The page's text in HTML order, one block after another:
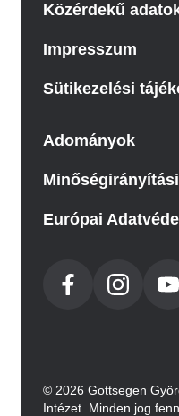
Közérdekű
Impresszum
Sütikezelési
Adományok
Európai
© 2026 Gottsegen
Intézet. Minden jog